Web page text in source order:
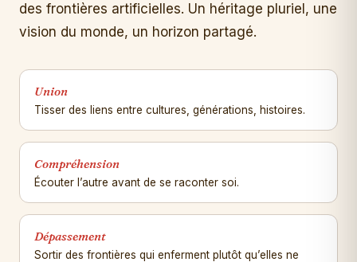
des frontières artificielles. Un héritage pluriel, une
vision du monde, un horizon partagé.
Union
Tisser des liens entre cultures, générations, histoires.
Compréhension
Écouter l’autre avant de se raconter soi.
Dépassement
Sortir des frontières qui enferment plutôt qu’elles ne